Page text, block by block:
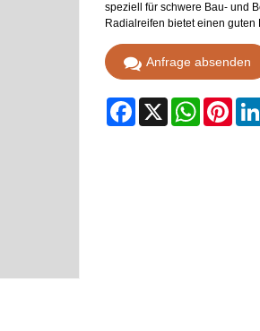
speziell für schwere Bau- und
Radialreifen bietet einen guten
Anfrage absenden
Facebook WhatsApp